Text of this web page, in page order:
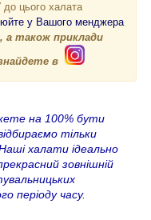
до цього халата
у Вашого менджера
також приклади
в
на 100% бути
тільки
халати ідеально
зовнішній
періоду часу.